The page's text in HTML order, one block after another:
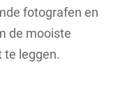
fotografen en
de mooiste
te leggen.